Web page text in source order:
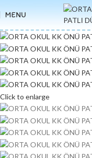
MENU
Click to enlarge